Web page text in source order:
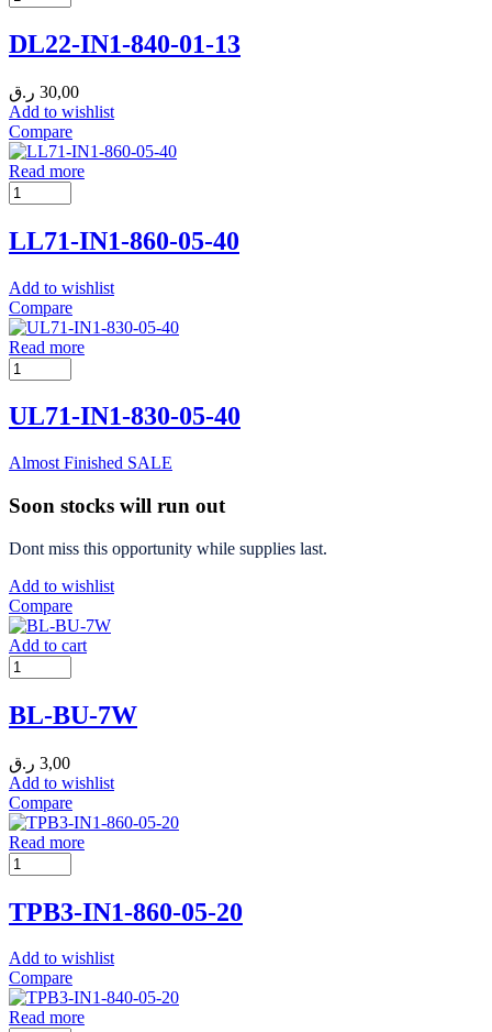
DL22-IN1-840-01-13
30,00 ر.ق
Add to wishlist
Compare
Read more
LL71-IN1-860-05-40
Add to wishlist
Compare
Read more
UL71-IN1-830-05-40
Almost Finished SALE
Soon stocks will run out
Dont miss this opportunity while supplies last.
Add to wishlist
Compare
Add to cart
BL-BU-7W
3,00 ر.ق
Add to wishlist
Compare
Read more
TPB3-IN1-860-05-20
Add to wishlist
Compare
Read more